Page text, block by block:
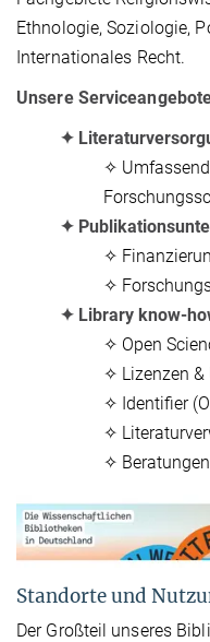
Ethnologie, Soziologie,
Internationales Recht.
Unsere
✦
✧
✦
✧
✧
✦ Library know-
✧ Open
✧ Lizenzen &
✧ Identifier
✧
✧
Standorte und
Der Großteil unseres